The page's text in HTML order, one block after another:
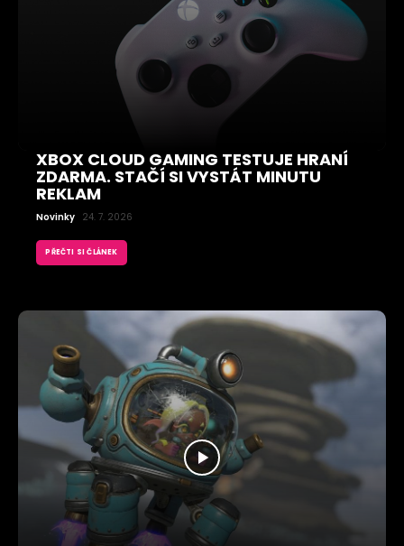
XBOX CLOUD GAMING TESTUJE HRANÍ
ZDARMA. STAČÍ SI VYSTÁT MINUTU
REKLAM
Novinky 24. 7. 2026
PŘEČTI SI ČLÁNEK